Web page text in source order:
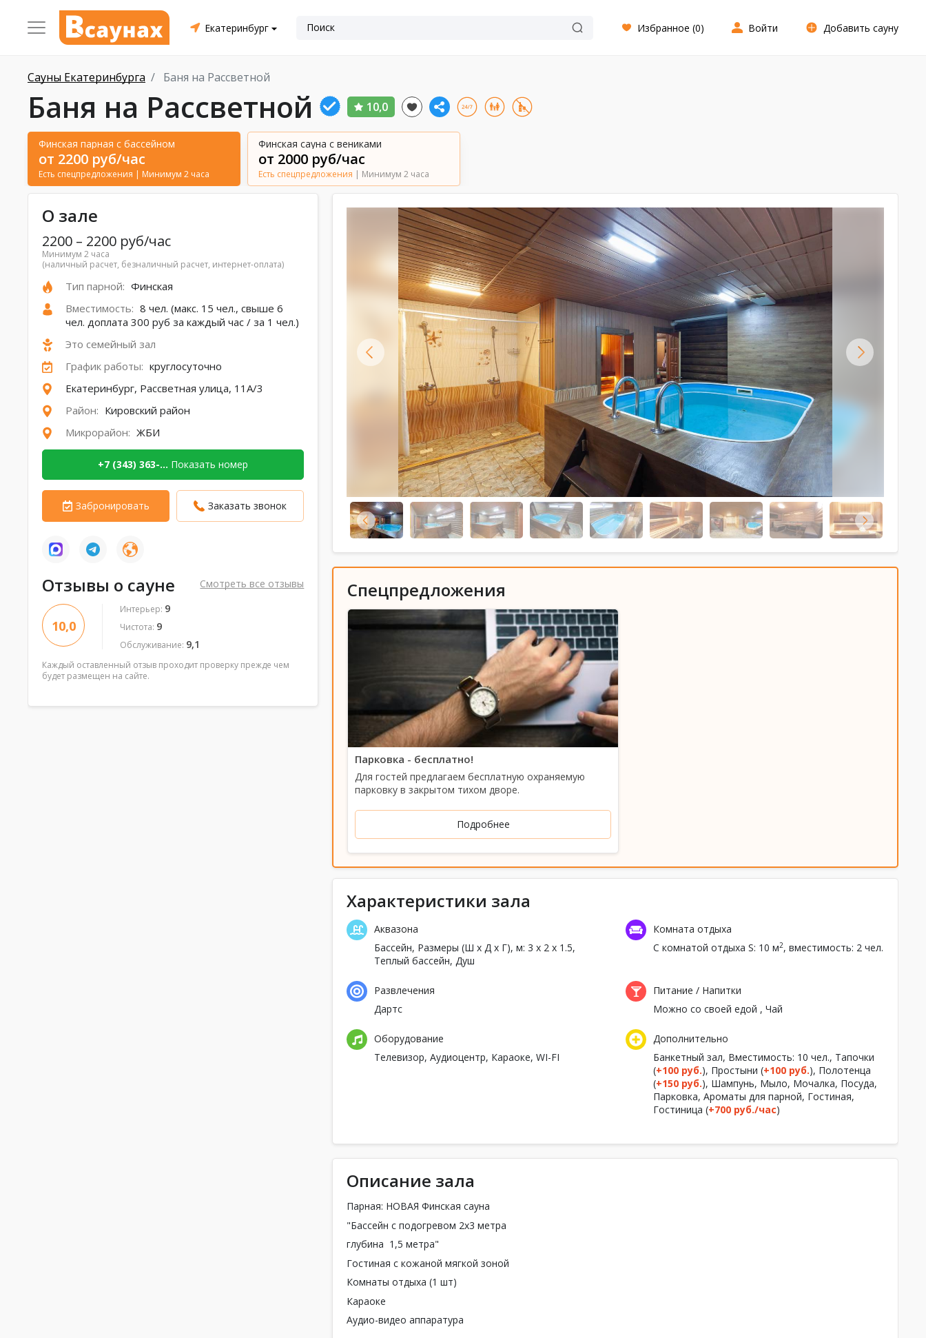
Екатеринбург Избранное (0) Войти Добавить сауну
Сауны Екатеринбурга Баня на Рассветной
Баня на Рассветной 10,0
Финская парная с бассейном
от 2200 руб/час
Есть спецпредложения | Минимум 2 часа
Финская сауна с вениками
от 2000 руб/час
Есть спецпредложения | Минимум 2 часа
О зале
2200 – 2200 руб/час
Минимум 2 часа
(наличный расчет, безналичный расчет, интернет-оплата)
Тип парной: Финская
Вместимость: 8 чел. (макс. 15 чел., свыше 6
чел. доплата 300 руб за каждый час / за 1 чел.)
Это семейный зал
График работы: круглосуточно
Екатеринбург, Рассветная улица, 11А/3
Район: Кировский район
Микрорайон: ЖБИ
+7 (343) 363-... Показать номер
Забронировать Заказать звонок
Отзывы о сауне Смотреть все отзывы
10,0
Интерьер: 9
Чистота: 9
Обслуживание: 9,1
Каждый оставленный отзыв проходит проверку прежде чем
будет размещен на сайте.
Спецпредложения
Парковка - бесплатно!
Для гостей предлагаем бесплатную охраняемую
парковку в закрытом тихом дворе.
Подробнее
Характеристики зала
Аквазона
Бассейн, Размеры (Ш x Д x Г), м: 3 x 2 x 1.5,
Теплый бассейн,Душ
Комната отдыха
С комнатой отдыха S: 10 м2, вместимость: 2 чел.
Развлечения
Дартс
Питание / Напитки
Можно со своей едой ,Чай
Оборудование
Телевизор,Аудиоцентр, Караоке,WI-FI
Дополнительно
Банкетный зал, Вместимость: 10 чел., Тапочки
(+100 руб.), Простыни (+100 руб.), Полотенца
(+150 руб.), Шампунь, Мыло, Мочалка, Посуда,
Парковка,Ароматы для парной, Гостиная,
Гостиница (+700 руб./час)
Описание зала
Парная: НОВАЯ Финская сауна
"Бассейн с подогревом 2x3 метра
глубина 1,5 метра"
Гостиная с кожаной мягкой зоной
Комнаты отдыха (1 шт)
Караоке
Аудио-видео аппаратура